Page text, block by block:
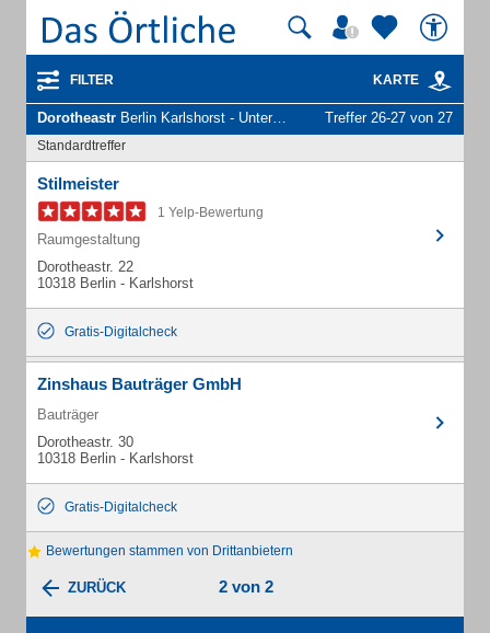
FILTER KARTE
Dorotheastr Berlin Karlshorst - Unternehmen und Personen Treffer 26-27 von 27
Standardtreffer
Stilmeister
1 Yelp-Bewertung
Raumgestaltung
Dorotheastr. 22
10318 Berlin - Karlshorst
Gratis-Digitalcheck
Zinshaus Bauträger GmbH
Bauträger
Dorotheastr. 30
10318 Berlin - Karlshorst
Gratis-Digitalcheck
Bewertungen stammen von Drittanbietern
ZURÜCK 2 von 2